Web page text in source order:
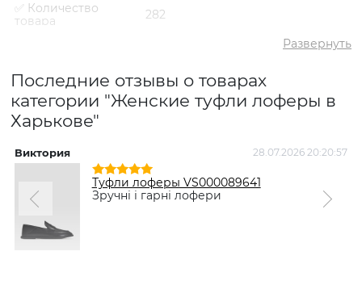
✅ Количество
товара
282
✅ Самый дешевый
товар
980 грн
✅ Самый дорогой
товар
✅ Самый
популярный товар
Туфли лоферы VS000094370
Серый
Развернуть
Последние отзывы о товарах
категории "Женские туфли лоферы в
Харькове"
Виктория 28.07.2026 20:20:57
Туфли лоферы VS000089641
Зручні і гарні лофери